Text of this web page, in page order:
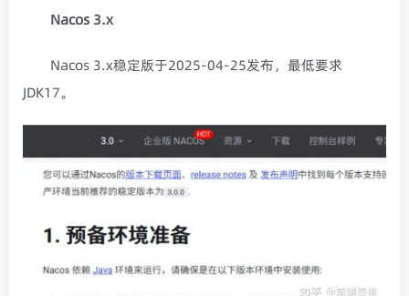
Nacos 3.x
Nacos 3.x稳定版于2025-04-25发布，最低要求
JDK17。